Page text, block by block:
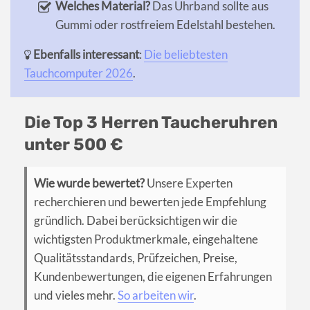
Welches Material?Das Uhrband sollte aus
Gummi oder rostfreiem Edelstahl bestehen.
Ebenfalls interessant: Die beliebtesten
Tauchcomputer 2026.
Die Top 3 Herren Taucheruhren
unter 500 €
Wie wurde bewertet?Unsere Experten
recherchieren und bewerten jede Empfehlung
gründlich. Dabei berücksichtigen wir die
wichtigsten Produktmerkmale, eingehaltene
Qualitätsstandards, Prüfzeichen, Preise,
Kundenbewertungen, die eigenen Erfahrungen
und vieles mehr.So arbeiten wir.